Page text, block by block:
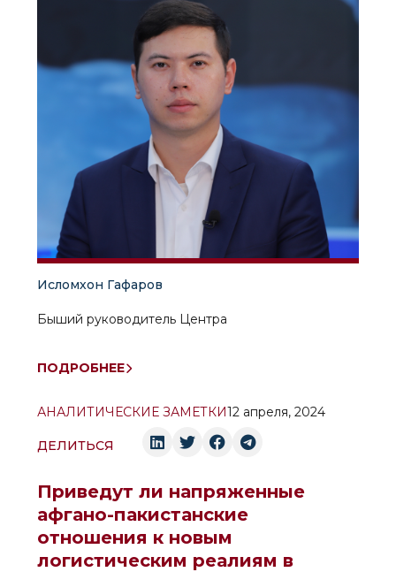
Исломхон Гафаров
Быший руководитель Центра
ПОДРОБНЕЕ
АНАЛИТИЧЕСКИЕ ЗАМЕТКИ12 апреля, 2024
ДЕЛИТЬСЯ
Приведут ли напряженные
афгано-пакистанские
отношения к новым
логистическим реалиям в